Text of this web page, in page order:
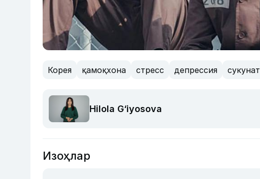
Корея қамоқхона стресс депрессия сукунат
Hilola G‘iyosova
Изоҳлар